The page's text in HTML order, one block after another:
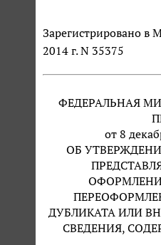
Зарегистрировано в
2014 г. N 35375
ФЕДЕРАЛЬНАЯ
от 8
ОБ
ДУБЛИКАТА ИЛИ
СВЕДЕНИЯ,